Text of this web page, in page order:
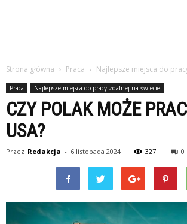
Strona główna Praca Najlepsze miejsca do
Praca Najlepsze miejsca do pracy zdalnej na świecie
CZY POLAK MOŻE
USA?
Przez Redakcja - 6 listopada 2024 327 0